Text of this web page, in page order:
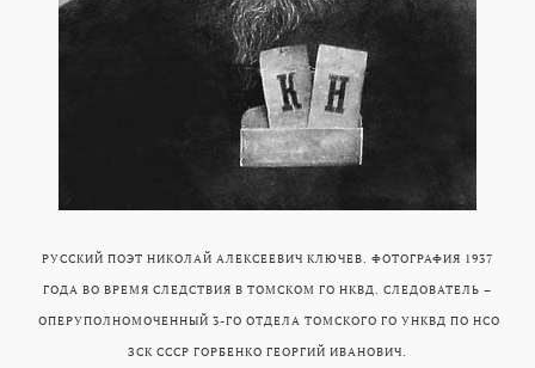
РУССКИЙ ПОЭТ НИКОЛАЙ АЛЕКСЕЕВИЧ КЛЮЧЕВ. ФОТОГРАФИЯ 1937
ГОДА ВО ВРЕМЯ СЛЕДСТВИЯ В ТОМСКОМ ГО НКВД. СЛЕДОВАТЕЛЬ –
ОПЕРУПОЛНОМОЧЕННЫЙ 3-ГО ОТДЕЛА ТОМСКОГО ГО УНКВД ПО НСО
ЗСК СССР ГОРБЕНКО ГЕОРГИЙ ИВАНОВИЧ.